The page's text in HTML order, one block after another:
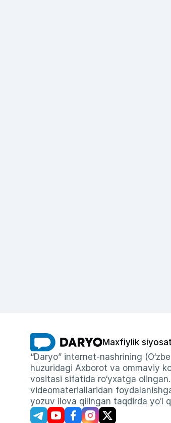
Maxfiylik
“Daryo” internet-nashrining
huzuridagi Axborot va ommaviy
vositasi sifatida ro‘yxatga
videomateriallaridan
yozuv ilova qilingan taqdirda yo‘l